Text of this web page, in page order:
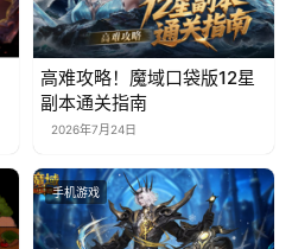
高难攻略！魔域口袋版12星
副本通关指南
2026年7月24日
手机游戏